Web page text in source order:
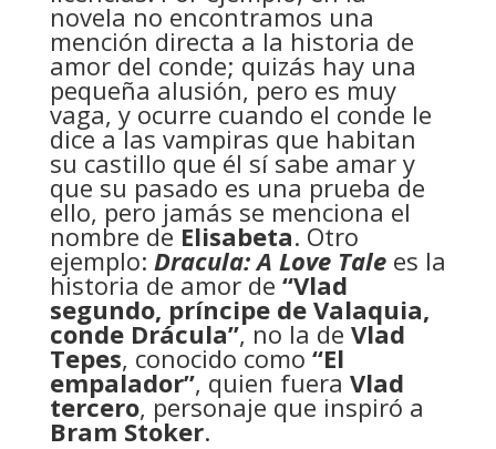
novela no encontramos una
mención directa a la historia de
amor del conde; quizás hay una
pequeña alusión, pero es muy
vaga, y ocurre cuando el conde le
dice a las vampiras que habitan
su castillo que él sí sabe amar y
que su pasado es una prueba de
ello, pero jamás se menciona el
nombre de Elisabeta. Otro
ejemplo: Dracula: A Love Talees la
historia de amor de “Vlad
segundo, príncipe de Valaquia,
conde Drácula”, no la de Vlad
Tepes, conocido como “El
empalador”, quien fuera Vlad
tercero, personaje que inspiró a
Bram Stoker.